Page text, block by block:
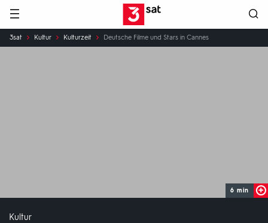
Hauptnavigation 3SAT
Sie
sind
3sat Kultur Kulturzeit Deutsche Filme und Stars in Cannes
6 min
Kultur